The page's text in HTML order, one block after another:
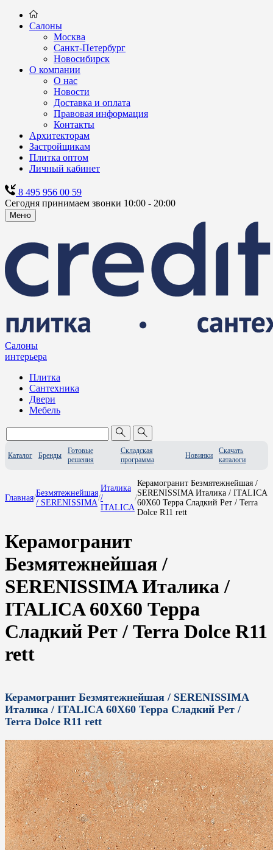
Салоны
Москва
Санкт-Петербург
Новосибирск
О компании
О нас
Новости
Доставка и оплата
Правовая информация
Контакты
Архитекторам
Застройщикам
Плитка оптом
Личный кабинет
8 495 956 00 59
Сегодня принимаем звонки 10:00 - 20:00
Меню
Салоны
интерьера
Плитка
Сантехника
Двери
Мебель
Каталог Бренды
Готовые
решения
Складская
программа
Новинки
Скачать
каталоги
Главная/
Безмятежнейшая
/ SERENISSIMA
/
Италика
/
ITALICA
/
Керамогранит Безмятежнейшая /
SERENISSIMA Италика / ITALICA
60X60 Терра Сладкий Рет / Terra
Dolce R11 rett
Керамогранит
Безмятежнейшая /
SERENISSIMA Италика /
ITALICA 60X60 Терра
Сладкий Рет / Terra Dolce R11
rett
Керамогранит Безмятежнейшая / SERENISSIMA
Италика / ITALICA 60X60 Терра Сладкий Рет /
Terra Dolce R11 rett